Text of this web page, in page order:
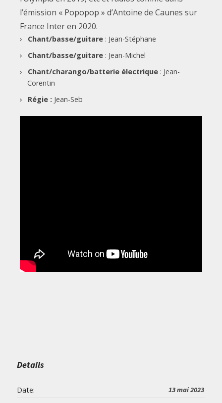
l’émission « Popopop » d’Antoine de Caunes sur
France Inter en 2020.
Chant/basse/guitare: Jean-Stéphane
Chant/basse/guitare : Jean-Michel
Chant/charango/batterie électrique : Jean-
Corentin
Régie : Jean-Seb
Details
Date: 13 mai 2023